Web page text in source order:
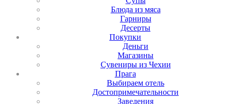
Блюда из мяса
Гарниры
Десерты
Покупки
Деньги
Магазины
Сувениры из Чехии
Прага
Выбираем отель
Достопримечательности
Заведения